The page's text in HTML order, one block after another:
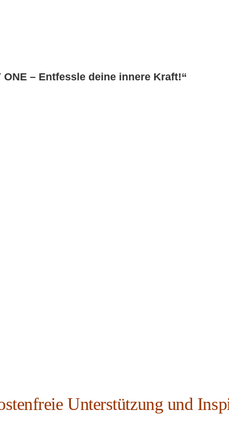
ONE – Entfessle deine innere Kraft!“
Unterstützung und